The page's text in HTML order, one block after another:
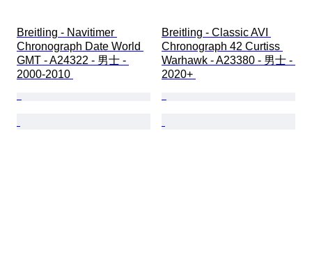
Breitling - Navitimer
Chronograph Date World
GMT - A24322 - 男士 -
2000-2010
Breitling - Classic AVI
Chronograph 42 Curtiss
Warhawk - A23380 - 男士 -
2020+